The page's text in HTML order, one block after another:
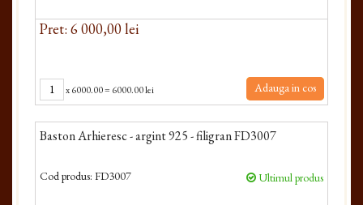
Pret: 6 000,00 lei
x6000.00= 6000.00 lei Adauga in cos
Baston Arhieresc - argint 925 - filigran FD3007
Cod produs: FD3007 Ultimul produs